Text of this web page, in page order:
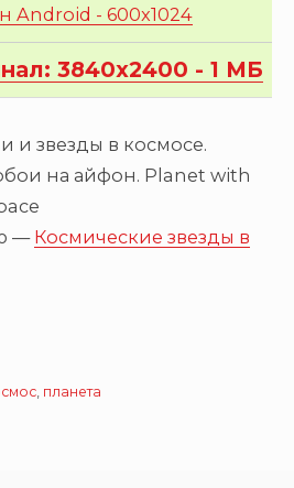
3840x2400 - 1 МБ
Android - 600x1024
и звезды в космосе.
на айфон. Planet with
— Космические звезды в
, планета